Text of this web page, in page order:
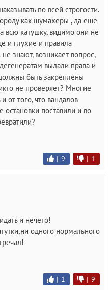
по всей строгости.
как шумахеры , да еще
всю катушку, видимо они не
и глухие и правила
знают, возникает вопрос,
выдали права и
быть закреплены
не проверяет? Многие
от того, что вандалов
остановки поставили и во
| 9 | 1
и нечего!
одного нормального
| 1 | 9